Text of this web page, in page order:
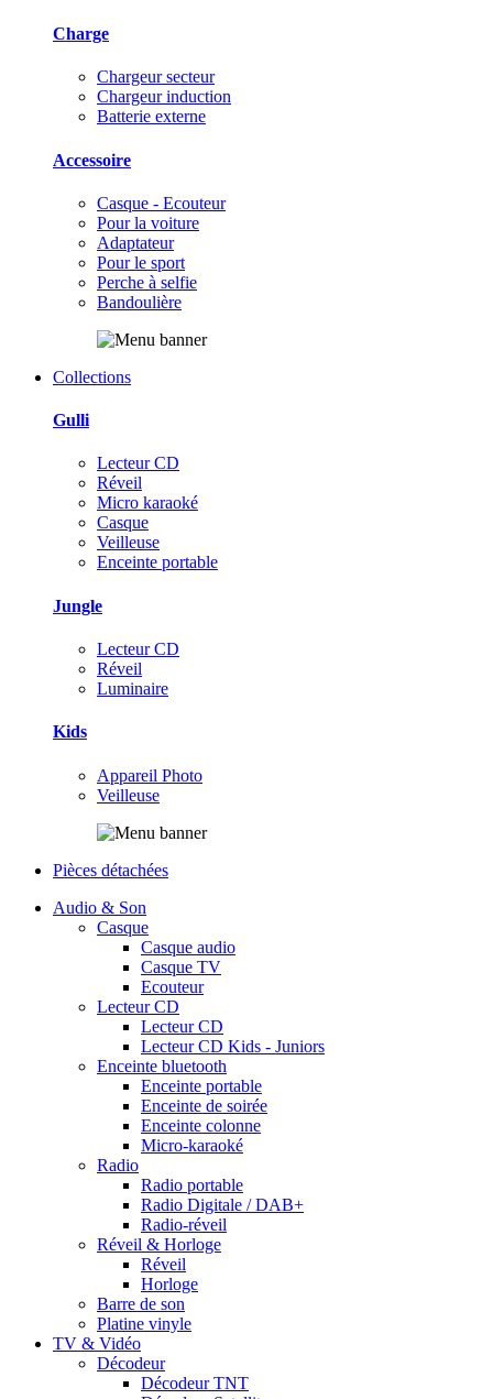
Charge
Chargeur secteur
Chargeur induction
Batterie externe
Accessoire
Casque - Ecouteur
Pour la voiture
Adaptateur
Pour le sport
Perche à selfie
Bandoulière
Collections
Gulli
Lecteur CD
Réveil
Micro karaoké
Casque
Veilleuse
Enceinte portable
Jungle
Lecteur CD
Réveil
Luminaire
Kids
Appareil Photo
Veilleuse
Pièces détachées
Audio & Son
Casque
Casque audio
Casque TV
Ecouteur
Lecteur CD
Lecteur CD
Lecteur CD Kids - Juniors
Enceinte bluetooth
Enceinte portable
Enceinte de soirée
Enceinte colonne
Micro-karaoké
Radio
Radio portable
Radio Digitale / DAB+
Radio-réveil
Réveil & Horloge
Réveil
Horloge
Barre de son
Platine vinyle
TV & Vidéo
Décodeur
Décodeur TNT